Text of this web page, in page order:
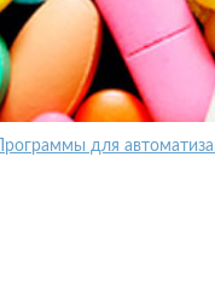
Программы для